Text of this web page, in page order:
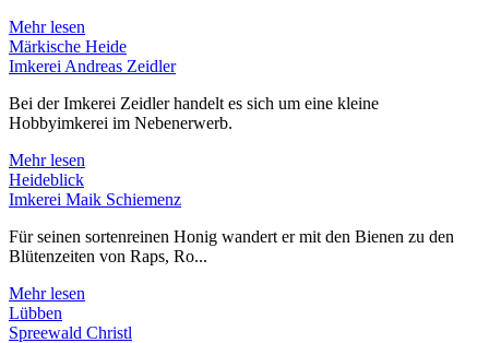
Mehr lesen
Märkische Heide
Imkerei Andreas Zeidler
Bei der Imkerei Zeidler handelt es sich um eine kleine
Hobbyimkerei im Nebenerwerb.
Mehr lesen
Heideblick
Imkerei Maik Schiemenz
Für seinen sortenreinen Honig wandert er mit den Bienen zu den
Blütenzeiten von Raps, Ro...
Mehr lesen
Lübben
Spreewald Christl